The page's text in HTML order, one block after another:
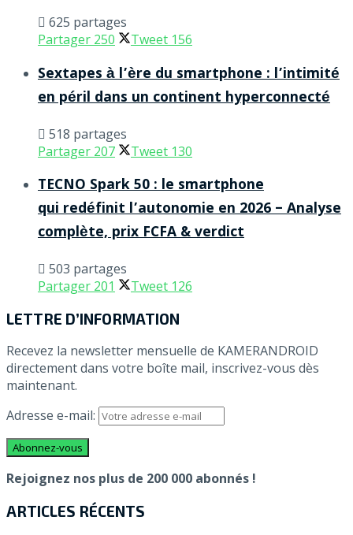
625 partages
Partager 250 Tweet 156
Sextapes à l’ère du smartphone : l’intimité
en péril dans un continent hyperconnecté
518 partages
Partager 207 Tweet 130
TECNO Spark 50 : le smartphone
qui redéfinit l’autonomie en 2026 – Analyse
complète, prix FCFA & verdict
503 partages
Partager 201 Tweet 126
LETTRE D’INFORMATION
Recevez la newsletter mensuelle de KAMERANDROID
directement dans votre boîte mail, inscrivez-vous dès
maintenant.
Adresse e-mail:
Rejoignez nos plus de 200 000 abonnés !
ARTICLES RÉCENTS